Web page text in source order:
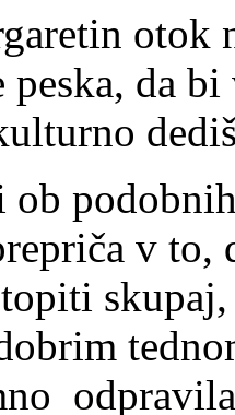
peska, da
ob
v to,